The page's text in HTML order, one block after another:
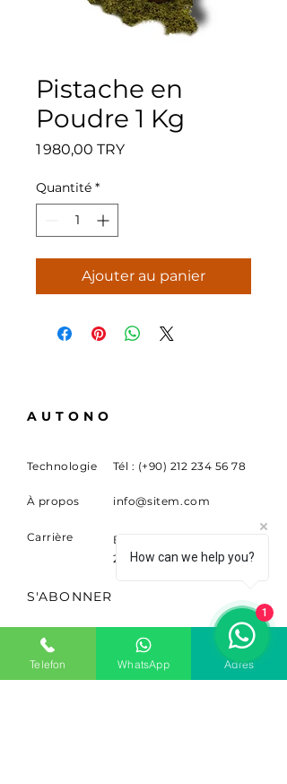
Pistache en
Poudre 1 Kg
1 980,00 TRYPrix
Quantité *
Ajouter au panier
AUTONO
Technologie Tél : (+90) 212 234 56 78
À propos info@sitem.com
Carrière
Buyukdere Cad. Non.
263 Sariyer, Ist. 34398
S'ABONNER
des nouvelles et des mises à
jour.
Telefon WhatsApp Adres
How can we help you?
1